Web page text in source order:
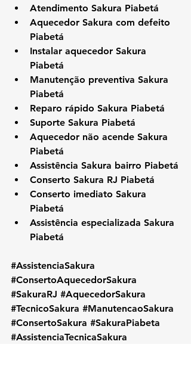
Atendimento Sakura Piabetá
Aquecedor Sakura com defeito
Piabetá
Instalar aquecedor Sakura
Piabetá
Manutenção preventiva Sakura
Piabetá
Reparo rápido Sakura Piabetá
Suporte Sakura Piabetá
Aquecedor não acende Sakura
Piabetá
Assistência Sakura bairro Piabetá
Conserto Sakura RJ Piabetá
Conserto imediato Sakura
Piabetá
Assistência especializada Sakura
Piabetá
#AssistenciaSakura
#ConsertoAquecedorSakura
#SakuraRJ #AquecedorSakura
#TecnicoSakura #ManutencaoSakura
#ConsertoSakura #SakuraPiabeta
#AssistenciaTecnicaSakura